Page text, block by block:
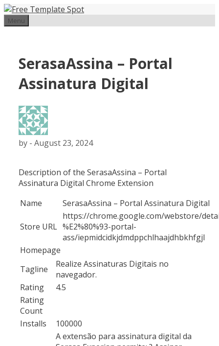
Skip
to
Menu
SerasaAssina – Portal
Assinatura Digital
by - August 23, 2024
Description of the SerasaAssina – Portal
Assinatura Digital Chrome Extension
Name
SerasaAssina – Portal Assinatura Digital
Store URL
https://chrome.google.com/webstore/
%E2%80%93-portal-
ass/iepmidcidkjdmdppchlhaajdhbkhfgjl
Homepage
Tagline
Realize Assinaturas Digitais no
navegador.
Rating
4.5
Rating
Count
Installs
100000
A extensão para assinatura digital da